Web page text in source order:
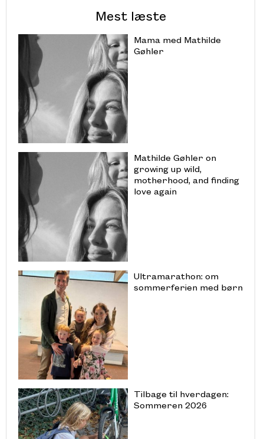
Mest læste
Mama med Mathilde
Gøhler
Mathilde Gøhler on
growing up wild,
motherhood, and finding
love again
Ultramarathon: om
sommerferien med børn
Tilbage til hverdagen:
Sommeren 2026